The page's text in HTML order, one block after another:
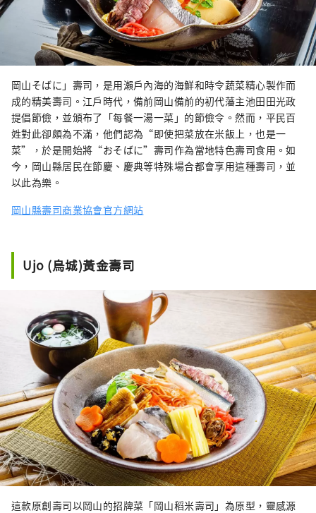
岡山そばに」壽司，是用瀨戶內海的海鮮和時令蔬菜精心製作而
成的精美壽司。江戶時代，備前岡山備前的初代藩主池田田光政
提倡節儉，並頒布了「每餐一湯一菜」的節儉令。然而，平民百
姓對此卻頗為不滿，他們認為“即使把菜放在米飯上，也是一
菜”，於是開始將“おそばに”壽司作為當地特色壽司食用。如
今，岡山縣居民在節慶、慶典等特殊場合都會享用這種壽司，並
以此為樂。
岡山縣壽司商業協會官方網站
Ujo (烏城)黃金壽司
這款原創壽司以岡山的招牌菜「岡山稻米壽司」為原型，靈感源